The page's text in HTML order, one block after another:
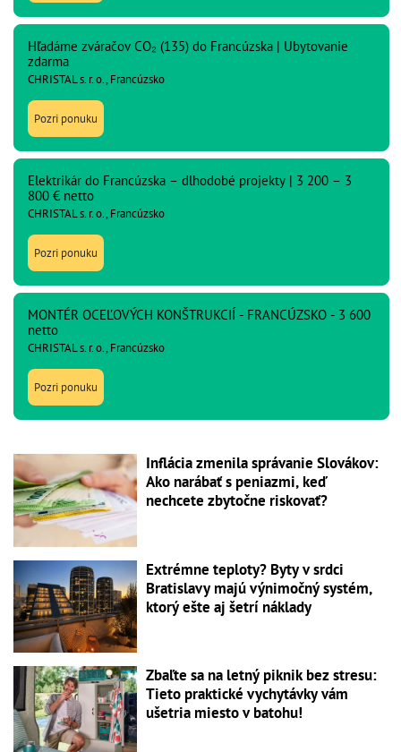
Hľadáme zváračov CO₂ (135) do Francúzska | Ubytovanie
zdarma
CHRISTAL s. r. o., Francúzsko
Pozri ponuku
Elektrikár do Francúzska – dlhodobé projekty | 3 200 – 3
800 € netto
CHRISTAL s. r. o., Francúzsko
Pozri ponuku
MONTÉR OCEĽOVÝCH KONŠTRUKCIÍ - FRANCÚZSKO - 3 600
netto
CHRISTAL s. r. o., Francúzsko
Pozri ponuku
Inflácia zmenila správanie Slovákov:
Ako narábať s peniazmi, keď
nechcete zbytočne riskovať?
Extrémne teploty? Byty v srdci
Bratislavy majú výnimočný systém,
ktorý ešte aj šetrí náklady
Zbaľte sa na letný piknik bez stresu:
Tieto praktické vychytávky vám
ušetria miesto v batohu!